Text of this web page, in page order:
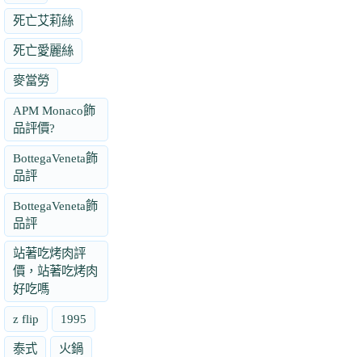
死亡艾莉絲
死亡愛麗絲
麥當勞
APM Monaco飾
品評價?
BottegaVeneta飾
品評
BottegaVeneta飾
品評
站著吃烤肉評
價，站著吃烤肉
好吃嗎
z flip 1995
泰式 火鍋